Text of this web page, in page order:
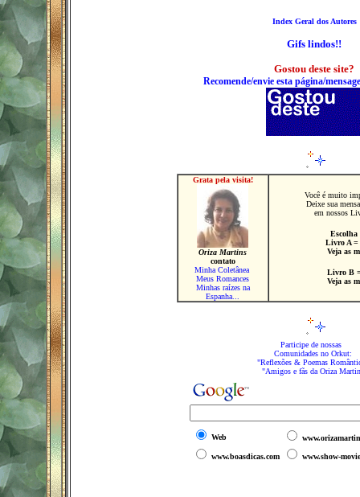
Index Geral dos Autores
Gifs lindos!!
Gostou deste site?
Recomende/envie esta página/
Grata pela visita!
Oriza Martins
contato
Minha Coletânea
Meus Romances
Minhas raízes na
Espanha...
Você é muito
Deixe sua
em nossos
Livro A =
Veja as
Livro B
Veja as
Participe de nossas
Comunidades no Orkut:
"Reflexões & Poemas
"Amigos e fãs da Oriza
Web
www.boasdicas.com www.show-